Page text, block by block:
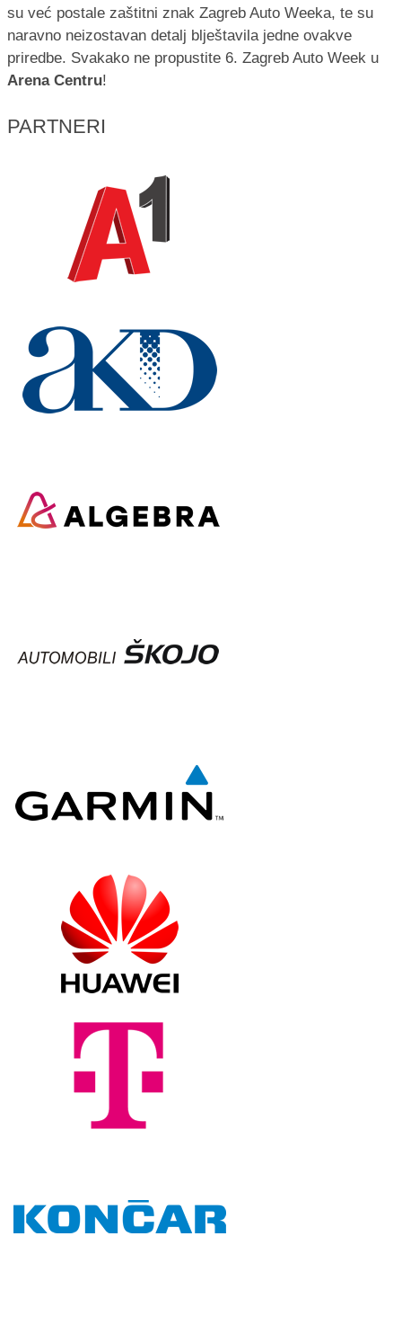
su već postale zaštitni znak Zagreb Auto Weeka, te su
naravno neizostavan detalj blještavila jedne ovakve
priredbe. Svakako ne propustite 6. Zagreb Auto Week u
Arena Centru!
PARTNERI